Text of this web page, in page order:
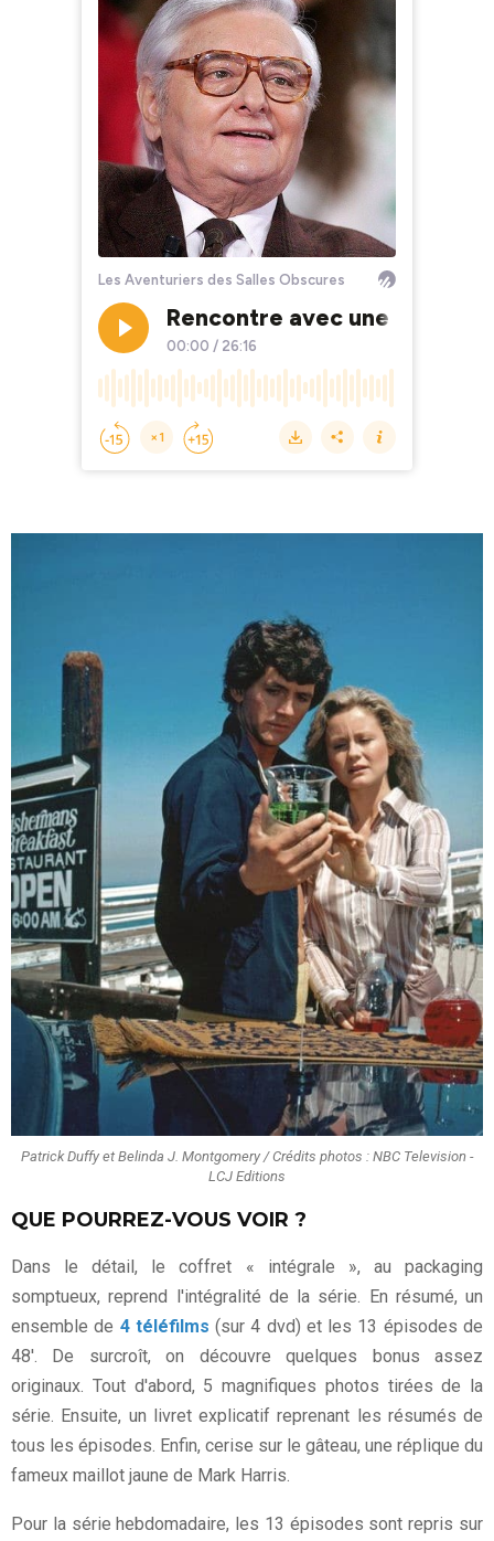
Patrick Duffy et Belinda J. Montgomery / Crédits photos : NBC Television -
LCJ Editions
QUE POURREZ-VOUS VOIR ?
Dans le détail, le coffret « intégrale », au packaging
somptueux, reprend l'intégralité de la série. En résumé, un
ensemble de 4 téléfilms (sur 4 dvd) et les 13 épisodes de
48'. De surcroît, on découvre quelques bonus assez
originaux. Tout d'abord, 5 magnifiques photos tirées de la
série. Ensuite, un livret explicatif reprenant les résumés de
tous les épisodes. Enfin, cerise sur le gâteau, une réplique du
fameux maillot jaune de Mark Harris.
Pour la série hebdomadaire, les 13 épisodes sont repris sur